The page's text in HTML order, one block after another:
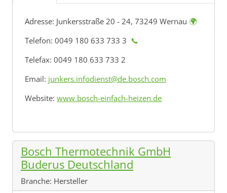
Adresse: Junkersstraße 20 - 24, 73249 Wernau 🌍
Telefon: 0049 180 633 733 3 📞
Telefax: 0049 180 633 733 2
Email: junkers.infodienst@de.bosch.com
Website: www.bosch-einfach-heizen.de
Bosch Thermotechnik GmbH
Buderus Deutschland
Branche: Hersteller